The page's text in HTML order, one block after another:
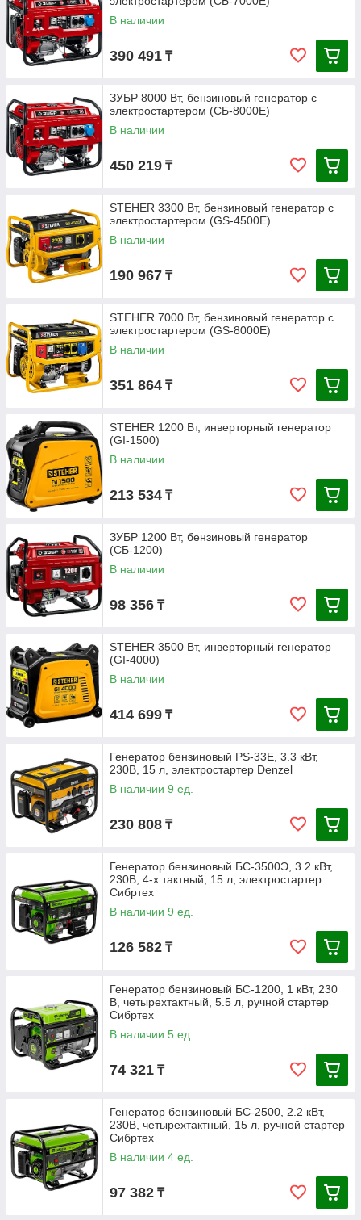
В наличии
390 491 ₸
ЗУБР 8000 Вт, бензиновый генератор с
электростартером (СБ-8000Е)
В наличии
450 219 ₸
STEHER 3300 Вт, бензиновый генератор с
электростартером (GS-4500E)
В наличии
190 967 ₸
STEHER 7000 Вт, бензиновый генератор с
электростартером (GS-8000E)
В наличии
351 864 ₸
STEHER 1200 Вт, инверторный генератор
(GI-1500)
В наличии
213 534 ₸
ЗУБР 1200 Вт, бензиновый генератор
(СБ-1200)
В наличии
98 356 ₸
STEHER 3500 Вт, инверторный генератор
(GI-4000)
В наличии
414 699 ₸
Генератор бензиновый PS-33E, 3.3 кВт,
230В, 15 л, электростартер Denzel
В наличии 9 ед.
230 808 ₸
Генератор бензиновый БС-3500Э, 3.2 кВт,
230В, 4-х тактный, 15 л, электростартер
Сибртех
В наличии 9 ед.
126 582 ₸
Генератор бензиновый БС-1200, 1 кВт, 230
В, четырехтактный, 5.5 л, ручной стартер
Сибртех
В наличии 5 ед.
74 321 ₸
Генератор бензиновый БС-2500, 2.2 кВт,
230В, четырехтактный, 15 л, ручной стартер
Сибртех
В наличии 4 ед.
97 382 ₸